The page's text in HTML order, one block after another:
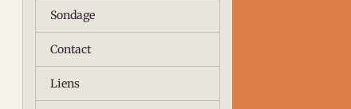
Sondage
Contact
Liens